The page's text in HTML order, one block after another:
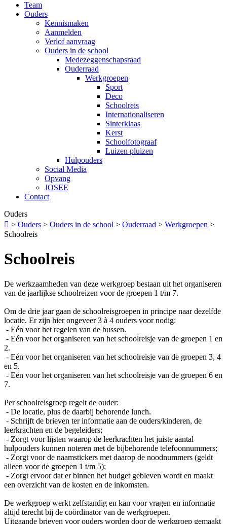
Team
Ouders
Kennismaken
Aanmelden
Verlof aanvraag
Ouders in de school
Medezeggenschapsraad
Ouderraad
Werkgroepen
Sport
Deco
Schoolreis
Internationaliseren
Sinterklaas
Kerst
Schoolfotograaf
Luizen pluizen
Hulpouders
Social Media
Opvang
JOSEE
Contact
Ouders
 > Ouders > Ouders in de school > Ouderraad > Werkgroepen >
Schoolreis
Schoolreis
De werkzaamheden van deze werkgroep bestaan uit het organiseren
van de jaarlijkse schoolreizen voor de groepen 1 t/m 7.
Om de drie jaar gaan de schoolreisgroepen in principe naar dezelfde
locatie. Er zijn hier ongeveer 3 à 4 ouders voor nodig:
- Eén voor het regelen van de bussen.
- Eén voor het organiseren van het schoolreisje van de groepen 1 en
2.
- Eén voor het organiseren van het schoolreisje van de groepen 3, 4
en 5.
- Eén voor het organiseren van het schoolreisje van de groepen 6 en
7.
Per schoolreisgroep regelt de ouder:
- De locatie, plus de daarbij behorende lunch.
- Schrijft de brieven ter informatie aan de ouders/kinderen, de
leerkrachten en de begeleiders;
- Zorgt voor lijsten waarop de leerkrachten het juiste aantal
hulpouders kunnen noteren met de bijbehorende telefoonnummers;
- Zorgt voor de naamstickers met daarop de noodnummers (geldt
alleen voor de groepen 1 t/m 5);
- Zorgt ervoor dat er binnen het budget gebleven wordt en maakt
een overzicht van de kosten en de inkomsten.
De werkgroep werkt zelfstandig en kan voor vragen en informatie
altijd terecht bij de coördinator van de werkgroepen.
Uitgaande brieven voor ouders worden door de werkgroep gemaakt